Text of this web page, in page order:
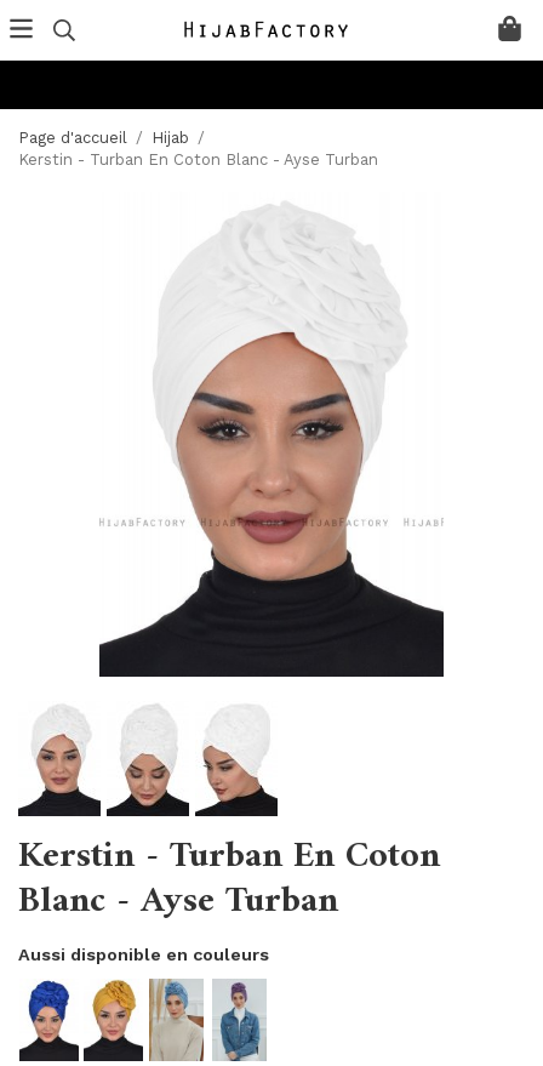
Page d'accueil / Hijab /
Kerstin - Turban En Coton Blanc - Ayse Turban
Kerstin - Turban En Coton
Blanc - Ayse Turban
Aussi disponible en couleurs